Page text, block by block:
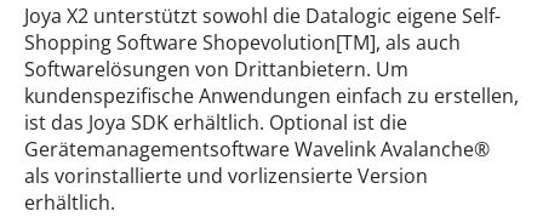
Joya X2 unterstützt sowohl die Datalogic eigene Self-
Shopping Software Shopevolution[TM], als auch
Softwarelösungen von Drittanbietern. Um
kundenspezifische Anwendungen einfach zu erstellen,
ist das Joya SDK erhältlich. Optional ist die
Gerätemanagementsoftware Wavelink Avalanche®
als vorinstallierte und vorlizensierte Version
erhältlich.